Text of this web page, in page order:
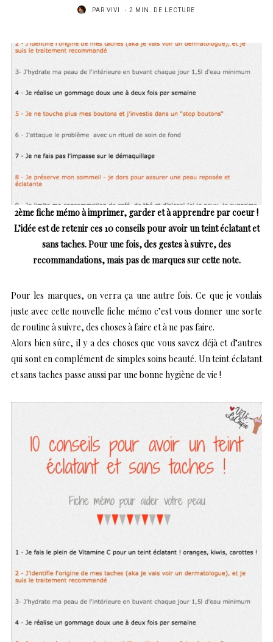
PAR VIVI 2 MIN. DE LECTURE
2ème fiche mémo à imprimer, garder et à apprendre par coeur !
L’idée est de retenir ces 10 conseils pour avoir un teint éclatant et
sans taches. Pour une fois, des gestes à suivre, des
recommandations, mais pas de marques sur cette note.
Pour les marques, on verra ça une autre fois. Ce que je voulais
juste avec cette nouvelle fiche mémo c’est vous donner une sorte
de routine à suivre, des choses à faire et à ne pas faire.
Alors bien sûre, il y a des choses que vous savez déjà et d’autres
qui sont en complément de simples soins beauté. Un teint éclatant
et sans taches passe aussi par une bonne hygiène de vie !